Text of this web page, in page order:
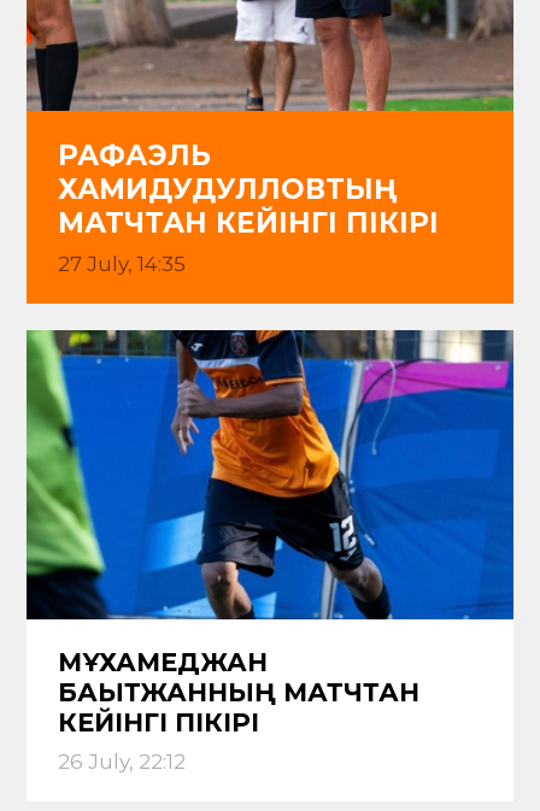
РАФАЭЛЬ
ХАМИДУДУЛЛОВТЫҢ
МАТЧТАН КЕЙІНГІ ПІКІРІ
27 July, 14:35
МҰХАМЕДЖАН
БАҚЫТЖАННЫҢ МАТЧТАН
КЕЙІНГІ ПІКІРІ
26 July, 22:12